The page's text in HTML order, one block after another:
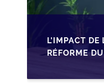
L'IMPACT DE
RÉFORME
DUTREIL